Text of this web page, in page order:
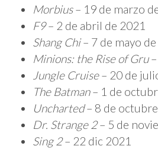
Morbius– 19 de marzo
F9– 2 de abril de 2021
Shang Chi– 7 de mayo de
Minions: the Rise of Gru–
Jungle Cruise– 20 de
The Batman– 1 de
Uncharted– 8 de
Dr. Strange 2– 5 de
Sing 2– 22 dic 2021